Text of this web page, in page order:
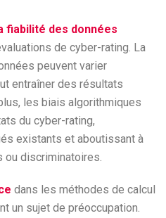
fiabilité des données
de cyber-rating. La
peuvent varier
entraîner des résultats
les biais algorithmiques
du cyber-rating,
existants et aboutissant à
ou discriminatoires.
dans les méthodes de calcul
un sujet de préoccupation.